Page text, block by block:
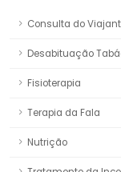
Consulta do
Desabituação
Fisioterapia
Terapia da Fala
Nutrição